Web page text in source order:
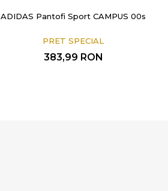
ADIDAS Pantofi Sport CAMPUS 00s
PRET SPECIAL
383,99 RON